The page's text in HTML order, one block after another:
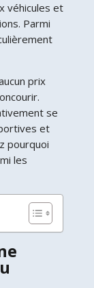
véhicules et
Parmi
prix
se
et
pourquoi
les